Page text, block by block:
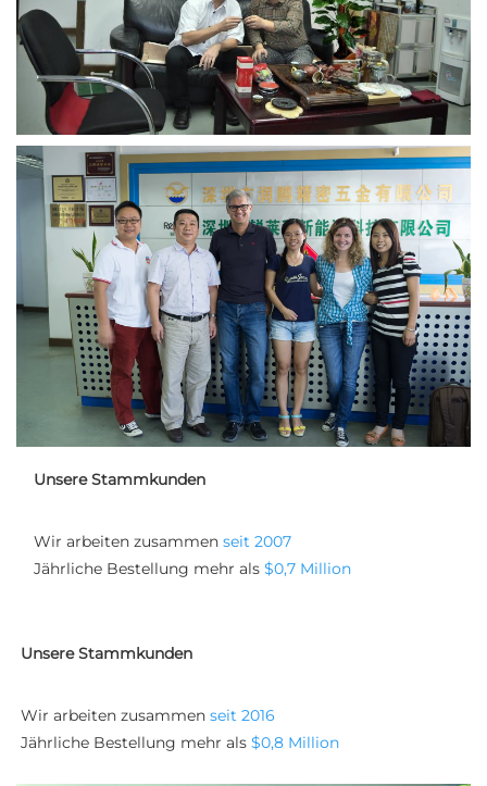
Unsere Stammkunden
Wir arbeiten zusammen seit 2007
Jährliche Bestellung mehr als $0,7 Million
Unsere Stammkunden
Wir arbeiten zusammen seit 2016
Jährliche Bestellung mehr als $0,8 Million